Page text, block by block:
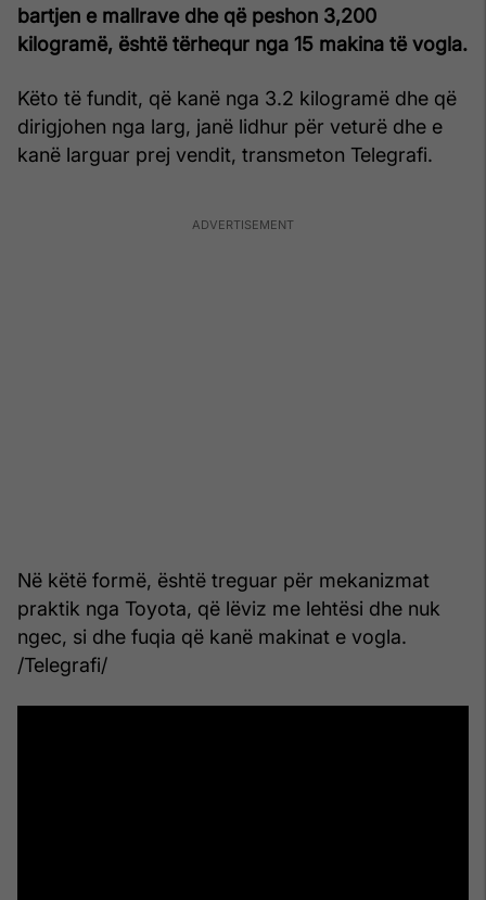
bartjen e mallrave dhe që peshon 3,200
kilogramë, është tërhequr nga 15 makina të vogla.
Këto të fundit, që kanë nga 3.2 kilogramë dhe që
dirigjohen nga larg, janë lidhur për veturë dhe e
kanë larguar prej vendit, transmeton Telegrafi.
Në këtë formë, është treguar për mekanizmat
praktik nga Toyota, që lëviz me lehtësi dhe nuk
ngec, si dhe fuqia që kanë makinat e vogla.
/Telegrafi/